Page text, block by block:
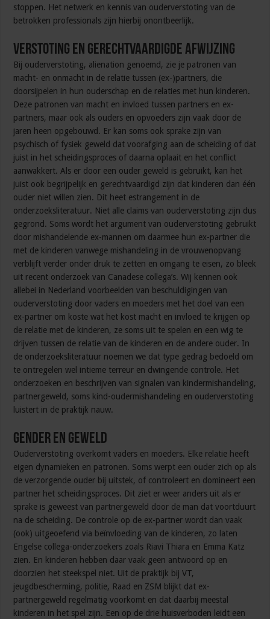
stoppen. Het netwerk en kennis van ouderverstoting van de
betrokken professionals zijn hierbij onontbeerlijk.
Verstoting en gerechtvaardigde afwijzing
Bij ouderverstoting, alienation genoemd, zie je patronen van
macht- en onmacht in de relatie tussen (ex-)partners, die
doorsijpelen in hun ouderschap en de relaties met hun kinderen.
Deze patronen van macht en invloed tussen partners en ex-
partners, maar ook als ouders en opvoeders zijn vaak door de
jaren heen opgebouwd. Er kan soms ook sprake zijn van
psychisch of fysiek geweld dat voorafging aan de scheiding of dat
juist in het scheidingsproces of daarna oplaait en het conflict
aanwakkert. Als er door een ouder geweld is gebruikt, kan het
juist ook begrijpelijk en gerechtvaardigd zijn dat kinderen dan één
ouder niet willen zien. Dit heet estrangement in de
onderzoeksliteratuur. Niet alle claims van ouderverstoting zijn dus
gegrond. Soms wordt het argument van ouderverstoting gebruikt
door mishandelende ex-mannen om daarmee hun ex-partner die
met de kinderen vanwege mishandeling in de vrouwenopvang
verblijft verder onder druk te zetten en omgang te eisen, zo bleek
uit recent onderzoek van Canadese collega’s. Wij kennen ook
allebei in Nederland voorbeelden van beschuldigingen van
ouderverstoting door vaders en moeders met het doel van een
ex-partner om koste wat het kost macht en invloed te krijgen op
de relatie met de kinderen, ze soms uit te spelen en een wig te
drijven tussen de relatie van de kinderen en de andere ouder. In
de onderzoeksliteratuur noemen we dat type gedrag bedoeld om
te ontregelen wel intieme terreur en dwingende controle. Het
onderzoeken en beschrijven van signalen van kindermishandeling,
partnergeweld, soms kind-oudermishandeling en ouderverstoting
luistert in de praktijk nauw.
Gender en geweld
Ouderverstoting overkomt vaders en moeders. Elke relatie heeft
eigen dynamieken en patronen. Soms werpt een ouder zich op als
de verzorgende ouder bij uitstek, of controleert en domineert een
partner het scheidingsproces. Dit ziet er weer anders uit als er
sprake is geweest van partnergeweld door de man dat voortduurt
na de scheiding. De controle op de ex-partner wordt dan vaak
(ook) uitgeoefend via beïnvloeding van de kinderen, zo laten
Engelse collega-onderzoekers zoals Riavi Thiara en Emma Katz
zien. En kinderen hebben daar vaak geen antwoord op en
doorzien het steekspel niet. Uit de praktijk bij VT,
jeugdbescherming, politie, Raad en ZSM blijkt dat ex-
partnergeweld regelmatig voorkomt en dat daarbij meestal
kinderen in het spel zijn. Een op de drie huisverboden leidt een